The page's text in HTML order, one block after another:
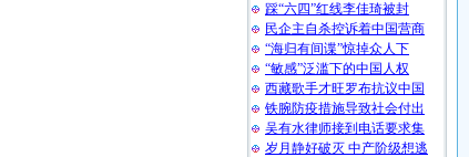
踩“六四”红线李佳琦被封
民企主自杀控诉着中国营商
“海归有间谍”惊掉众人下
“敏感”泛滥下的中国人权
西藏歌手才旺罗布抗议中国
铁腕防疫措施导致社会付出
吴有水律师接到电话要求集
岁月静好破灭 中产阶级想逃